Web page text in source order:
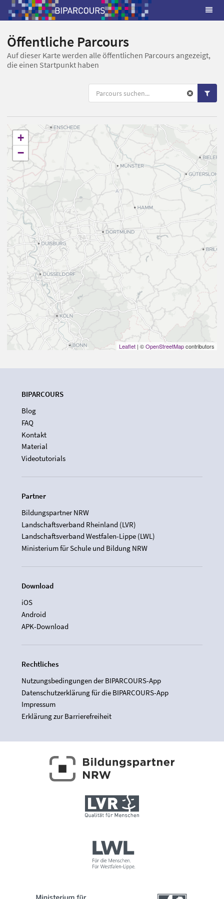
Öffentliche Parcours
Auf dieser Karte werden alle öffentlichen Parcours angezeigt,
die einen Startpunkt haben
+
−
Leaflet | ©OpenStreetMapcontributors
BIPARCOURS
Blog
FAQ
Kontakt
Material
Videotutorials
Partner
Bildungspartner NRW
Landschaftsverband Rheinland (LVR)
Landschaftsverband Westfalen-Lippe (LWL)
Ministerium für Schule und Bildung NRW
Download
iOS
Android
APK-Download
Rechtliches
Nutzungsbedingungen der BIPARCOURS-App
Datenschutzerklärung für die BIPARCOURS-App
Impressum
Erklärung zur Barrierefreiheit